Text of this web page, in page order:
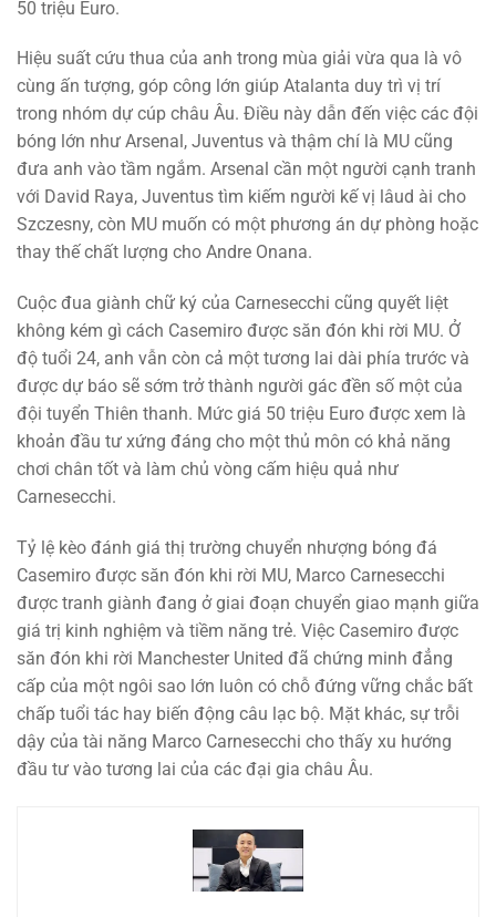
50 triệu Euro.
Hiệu suất cứu thua của anh trong mùa giải vừa qua là vô
cùng ấn tượng, góp công lớn giúp Atalanta duy trì vị trí
trong nhóm dự cúp châu Âu. Điều này dẫn đến việc các đội
bóng lớn như Arsenal, Juventus và thậm chí là MU cũng
đưa anh vào tầm ngắm. Arsenal cần một người cạnh tranh
với David Raya, Juventus tìm kiếm người kế vị lâud ài cho
Szczesny, còn MU muốn có một phương án dự phòng hoặc
thay thế chất lượng cho Andre Onana.
Cuộc đua giành chữ ký của Carnesecchi cũng quyết liệt
không kém gì cách Casemiro được săn đón khi rời MU. Ở
độ tuổi 24, anh vẫn còn cả một tương lai dài phía trước và
được dự báo sẽ sớm trở thành người gác đền số một của
đội tuyển Thiên thanh. Mức giá 50 triệu Euro được xem là
khoản đầu tư xứng đáng cho một thủ môn có khả năng
chơi chân tốt và làm chủ vòng cấm hiệu quả như
Carnesecchi.
Tỷ lệ kèo đánh giá thị trường chuyển nhượng bóng đá
Casemiro được săn đón khi rời MU, Marco Carnesecchi
được tranh giành đang ở giai đoạn chuyển giao mạnh giữa
giá trị kinh nghiệm và tiềm năng trẻ. Việc Casemiro được
săn đón khi rời Manchester United đã chứng minh đẳng
cấp của một ngôi sao lớn luôn có chỗ đứng vững chắc bất
chấp tuổi tác hay biến động câu lạc bộ. Mặt khác, sự trỗi
dậy của tài năng Marco Carnesecchi cho thấy xu hướng
đầu tư vào tương lai của các đại gia châu Âu.